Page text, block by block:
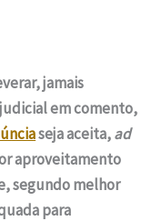
jamais
em comento,
seja aceita,ad
aproveitamento
segundo melhor
para